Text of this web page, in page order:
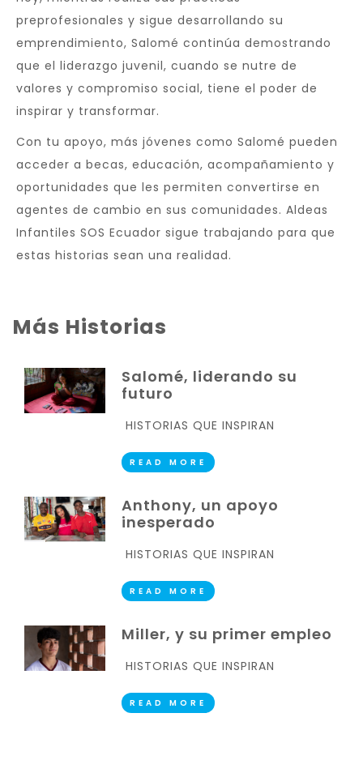
preprofesionales y sigue desarrollando su
emprendimiento, Salomé continúa demostrando
que el liderazgo juvenil, cuando se nutre de
valores y compromiso social, tiene el poder de
inspirar y transformar.
Con tu apoyo, más jóvenes como Salomé pueden
acceder a becas, educación, acompañamiento y
oportunidades que les permiten convertirse en
agentes de cambio en sus comunidades. Aldeas
Infantiles SOS Ecuador sigue trabajando para que
estas historias sean una realidad.
Más Historias
Salomé, liderando su
futuro
HISTORIAS QUE INSPIRAN
READ MORE
Anthony, un apoyo
inesperado
HISTORIAS QUE INSPIRAN
READ MORE
Miller, y su primer empleo
HISTORIAS QUE INSPIRAN
READ MORE